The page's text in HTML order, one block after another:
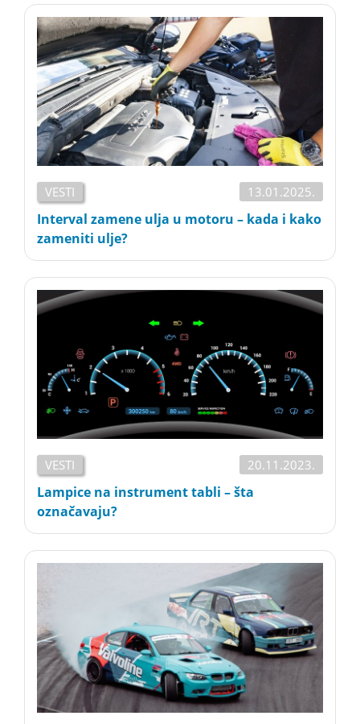
VESTI 13.01.2025.
Interval zamene ulja u motoru – kada i kako
zameniti ulje?
VESTI 20.11.2023.
Lampice na instrument tabli – šta
označavaju?